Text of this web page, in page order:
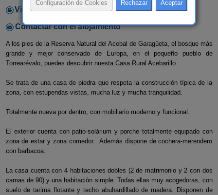
Video
Contactar con el alojamiento
A los pies de la Reserva Natural del Acebal de Garagüeta, el bosque más
grande y mejor conservado de Europa, en el pequeño pueblo de
Torrearévalo, puedes descubrir nuesta Casa Rural Acebarillo.
Se trata de una casa de piedra que respeta la construcción típica de la
zona, con estupendas vistas, mucha luz y mucha tranquilidad.
Totalmente nueva por dentro, con mobiliario moderno y funcional.
El exterior cuenta con patio-solárium y porche totalmente equipado con
zona de estar y zona comedor. Además dispone de cochera-merendero
con barbacoa.
La casa cuenta con 4 habitaciones dobles (2 de matrimonio y 2 con dos
camas de 90) y una habitación simple. Todas ellas muy acogedoras, con
suelo de tarima flotante y techo abuhardillado de madera. Disponen de